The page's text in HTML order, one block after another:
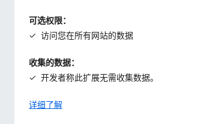
可选权限：
访问您在所有网站的数据
收集的数据：
开发者称此扩展无需收集数据。
详细了解